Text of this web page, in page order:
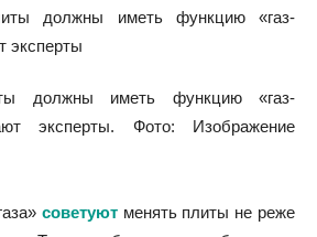
должны иметь функцию «газ-
эксперты. Фото: Изображение
советуютменять плиты не реже